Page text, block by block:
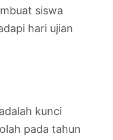
siswa
hari ujian
kunci
pada tahun